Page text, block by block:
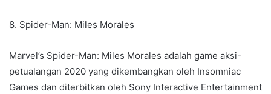
8. Spider-Man: Miles Morales
Marvel’s Spider-Man: Miles Morales adalah game aksi-
petualangan 2020 yang dikembangkan oleh Insomniac
Games dan diterbitkan oleh Sony Interactive Entertainment